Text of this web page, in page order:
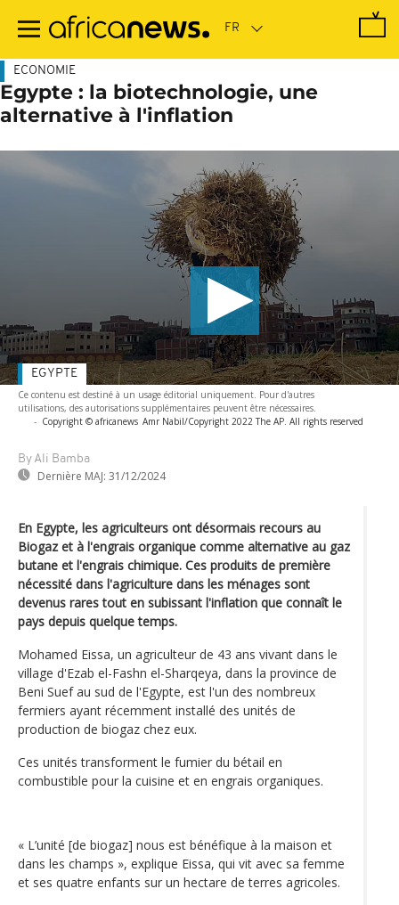
contenu
ECONOMIE
Egypte : la biotechnologie, une
alternative à l'inflation
Ce contenu est destiné à un usage éditorial uniquement. Pour d'autres
utilisations, des autorisations supplémentaires peuvent être nécessaires.
- Copyright © africanews Amr Nabil/Copyright 2022 The AP. All rights reserved
By Ali Bamba
Dernière MAJ: 31/12/2024
EGYPTE
En Egypte, les agriculteurs ont désormais recours au
Biogaz et à l'engrais organique comme alternative au gaz
butane et l'engrais chimique. Ces produits de première
nécessité dans l'agriculture dans les ménages sont
devenus rares tout en subissant l'inflation que connaît le
pays depuis quelque temps.
Mohamed Eissa, un agriculteur de 43 ans vivant dans le
village d'Ezab el-Fashn el-Sharqeya, dans la province de
Beni Suef au sud de l'Egypte, est l'un des nombreux
fermiers ayant récemment installé des unités de
production de biogaz chez eux.
Ces unités transforment le fumier du bétail en
combustible pour la cuisine et en engrais organiques.
« L’unité [de biogaz] nous est bénéfique à la maison et
dans les champs », explique Eissa, qui vit avec sa femme
et ses quatre enfants sur un hectare de terres agricoles.